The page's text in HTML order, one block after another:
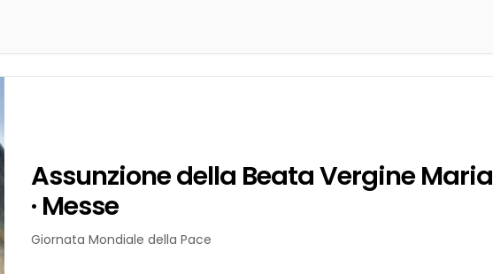
Assunzione della Beata Vergine Maria
· Messe
Giornata Mondiale della Pace